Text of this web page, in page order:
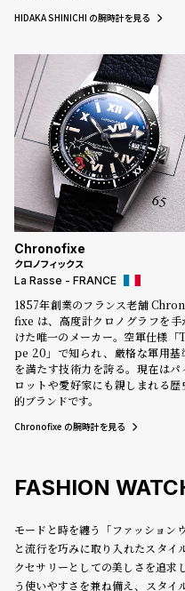
HIDAKA SHINICHI の腕時計を見る
Chronofixe
クロノフィックス
La Rasse - FRANCE
1857年創業のフランス老舗
fixe は、高度計クロノグラフを手
けた唯一のメーカー。空軍仕様「
pe 20」で知られ、厳格な軍用基
を満たす技術力を誇る。現在はパ
ロットや愛好家にも親しまれる歴
的ブランドです。
Chronofixe の腕時計を見る
FASHION
モードと時を纏う「ファッション
と流行を巧みに取り入れたスタイ
クセサリーとしての美しさを追求
う使いやすさを兼ね備え、スタイ